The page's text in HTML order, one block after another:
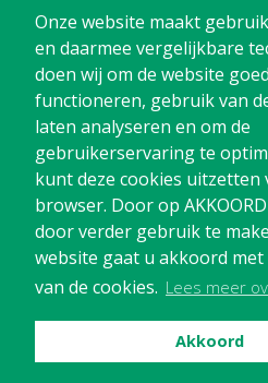
Onze website maakt
en daarmee vergelijkbare
doen wij om de website
functioneren, gebruik van
laten analyseren en om de
gebruikerservaring te
kunt deze cookies uitzetten
browser. Door op
door verder gebruik te
website gaat u akkoord
van de cookies. Lees meer
Akkoord
Poelstraat 4
1441 RR Purmerend
T:
@:
Blijf op de hoogte en schrijf je in
nieuwsbrief
Schrijf me in!
Privacy Cookies Disclaimer